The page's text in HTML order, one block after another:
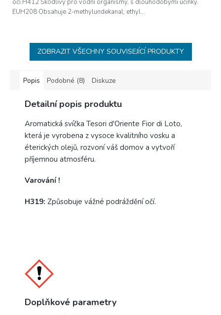
očí.H412 Škodlivý pro vodní organismy, s dlouhodobými účinky.
EUH208 Obsahuje 2-methylundekanal; ethyl...
ZOBRAZIT VŠECHNY SOUVISEJÍCÍ PRODUKTY
Popis Podobné (8) Diskuze
Detailní popis produktu
Aromatická svíčka Tesori d'Oriente Fior di Loto,
která je vyrobena z vysoce kvalitního vosku a
éterických olejů, rozvoní váš domov a vytvoří
příjemnou atmosféru.
Varování !
H319: Způsobuje vážné podráždění očí.
Doplňkové parametry